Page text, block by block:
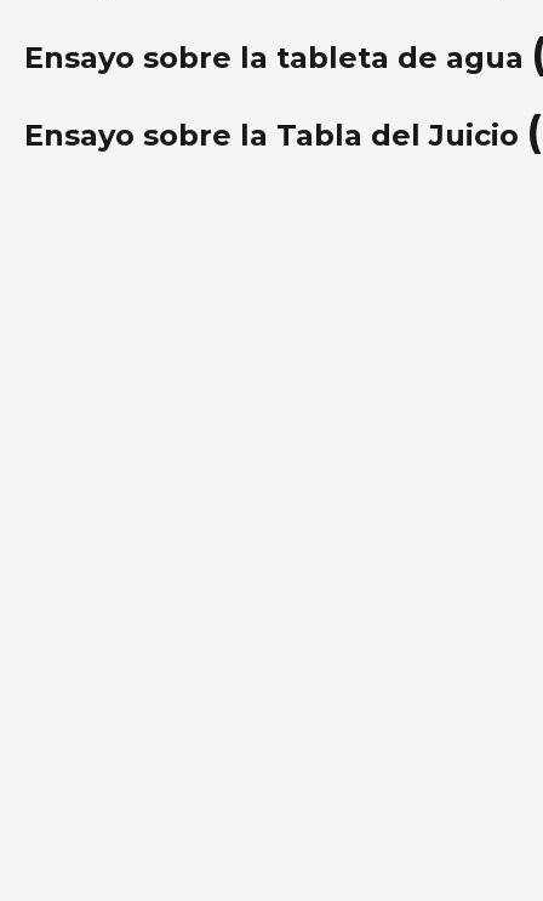
Ensayo sobre la tableta de agua
Ensayo sobre la Tabla del Juicio